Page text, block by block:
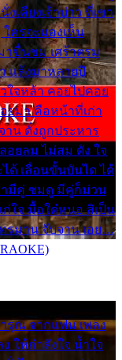
เคียงเจ้าบ่าว ที่เขา
ใครจะมองเห็น
าขื่นขม เศร้าตรม
แล้งมาหลายปี
ใจหล้า คอยไปคอย
ยมา คือหน้าที่เก่า
าน ดั่งถูกประหาร
อยลม ไม่สม ดัง ใจ
ด้ เลื่อนขั้นบันได ได้
ามีคู่ ซมดู มีคู่ก็ม่วน
ใจ มื้อใด๋หนอ สิเป็น
รมาน จับจาน เอย…
รุณ จากแฟน เพลง
ให้กำลังใจ น้ำใจ